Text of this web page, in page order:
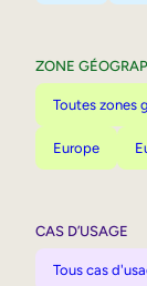
ZONE
Toutes zones
Europe
CAS D’USAGE
Tous cas